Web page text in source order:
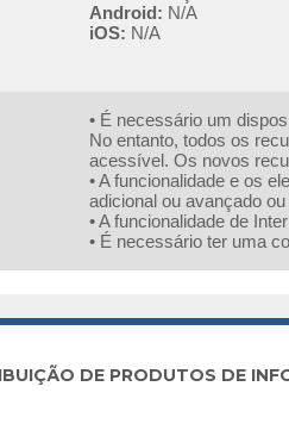
Android: N/A
iOS: N/A
• É necessário um
No entanto, todos os
acessível. Os novos
• A funcionalidade e os
adicional ou avançado
• A funcionalidade de
• É necessário ter uma
DE PRODUTOS DE